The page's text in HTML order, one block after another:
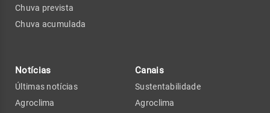
Chuva prevista
Chuva acumulada
Notícias
Últimas notícias
Agroclima
Canais
Sustentabilidade
Agroclima